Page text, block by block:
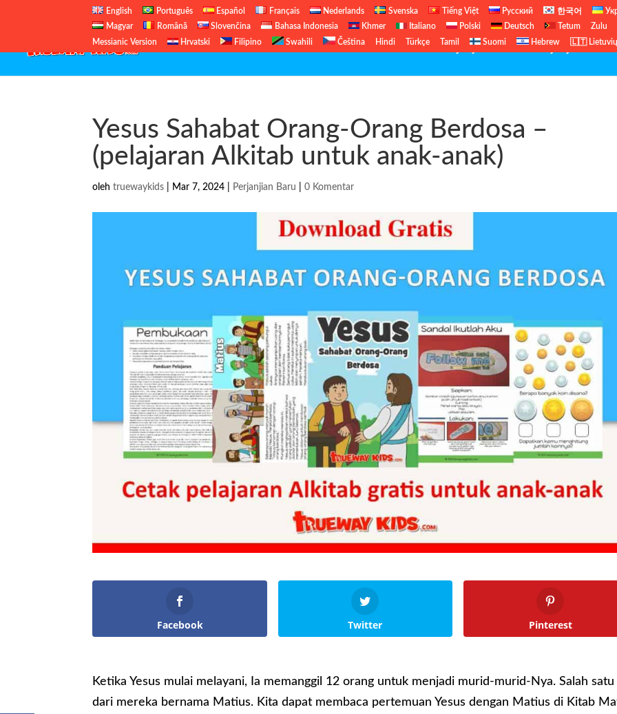
English Português Español Français Nederlands Svenska Tiếng Việt Русский 한국어
Magyar
Română Slovenčina Bahasa Indonesia Khmer Italiano Polski Deutsch Tetum
Zulu
Messianic Version
Hrvatski Filipino Swahili Čeština Hindi Türkçe Tamil Suomi Hebrew 🇱🇹
Perjanjian Baru Perjanjian Lama
Yesus Sahabat Orang-Orang Berdosa –
(pelajaran Alkitab untuk anak-anak)
olehtruewaykids Mar 7, 2024 Perjanjian Baru |0 Komentar
Facebook Twitter Pinterest
Ketika Yesus mulai melayani, Ia memanggil 12 orang untuk menjadi murid-murid-Nya. Salah satu
dari mereka bernama Matius. Kita dapat membaca pertemuan Yesus dengan Matius di Kitab